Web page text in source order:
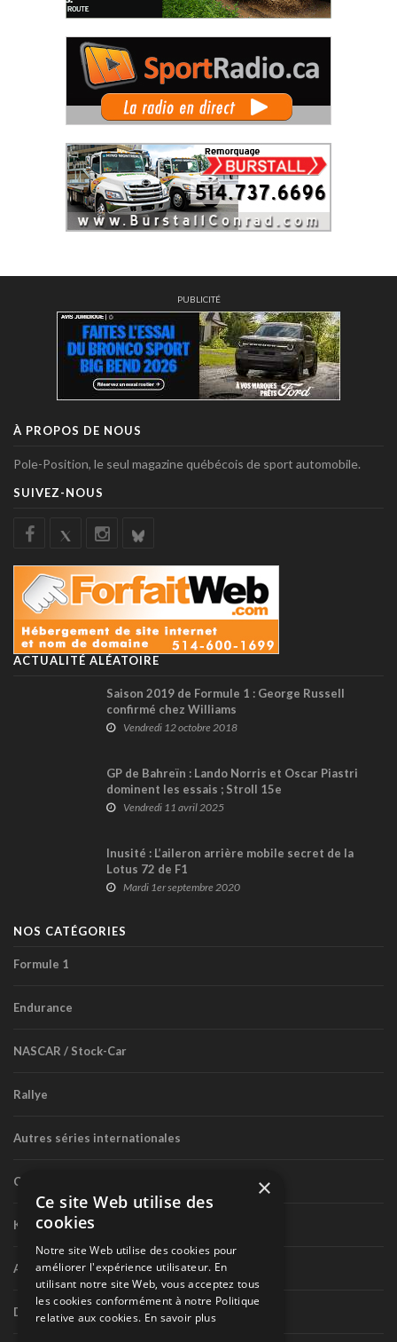
PUBLICITÉ
À PROPOS DE NOUS
Pole-Position, le seul magazine québécois de sport automobile.
SUIVEZ-NOUS
ACTUALITÉ ALÉATOIRE
Saison 2019 de Formule 1 : George Russell
confirmé chez Williams
Vendredi 12 octobre 2018
GP de Bahreïn : Lando Norris et Oscar Piastri
dominent les essais ; Stroll 15e
Vendredi 11 avril 2025
Inusité : L’aileron arrière mobile secret de la
Lotus 72 de F1
Mardi 1er septembre 2020
NOS CATÉGORIES
Formule 1
Endurance
NASCAR / Stock-Car
Rallye
Autres séries internationales
Circuit routier canadien
Karting
Autres séries nationales
Divers
×
Ce site Web utilise des
cookies
Notre site Web utilise des cookies pour
améliorer l'expérience utilisateur. En
utilisant notre site Web, vous acceptez tous
les cookies conformément à notre Politique
relative aux cookies. En savoir plus